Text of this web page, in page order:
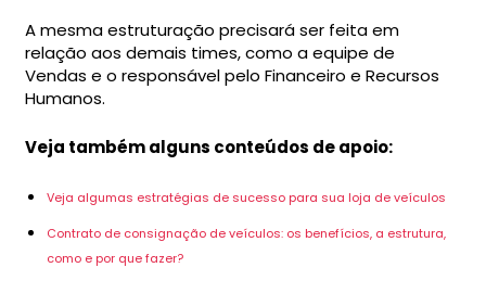
A mesma estruturação precisará ser feita em
relação aos demais times, como a equipe de
Vendas e o responsável pelo Financeiro e Recursos
Humanos.
Veja também alguns conteúdos de apoio:
Veja algumas estratégias de sucesso para sua loja de veículos
Contrato de consignação de veículos: os benefícios, a estrutura,
como e por que fazer?